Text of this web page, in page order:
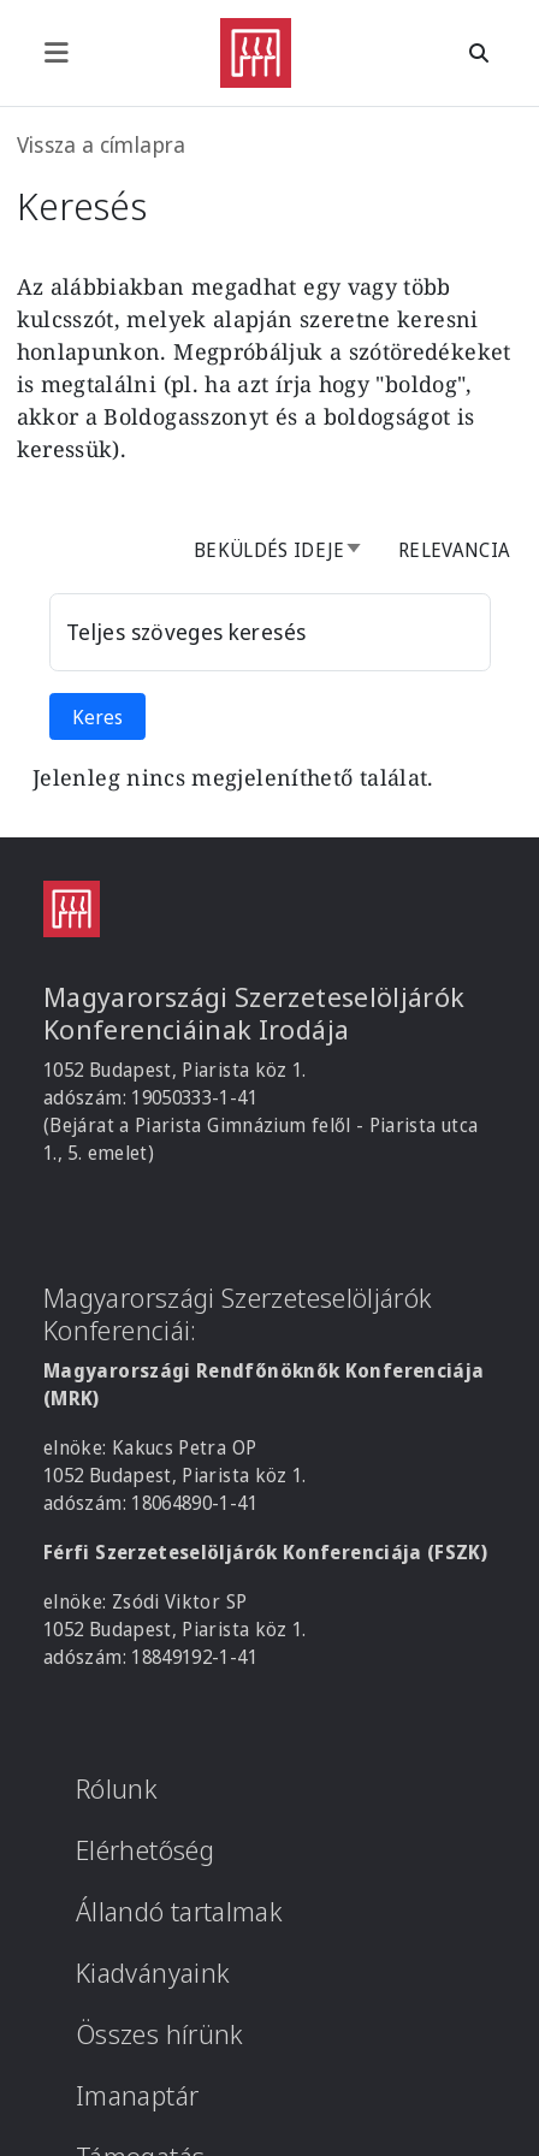
Morzsa
Vissza a címlapra
Keresés
Az alábbiakban megadhat egy vagy több
kulcsszót, melyek alapján szeretne keresni
honlapunkon. Megpróbáljuk a szótöredékeket
is megtalálni (pl. ha azt írja hogy "boldog",
akkor a Boldogasszonyt és a boldogságot is
keressük).
BEKÜLDÉS IDEJE NÖVEKVŐRELEVANCIA
Teljes szöveges keresés
Jelenleg nincs megjeleníthető találat.
Magyarországi Szerzeteselöljárók
Konferenciáinak Irodája
1052 Budapest, Piarista köz 1.
adószám: 19050333-1-41
(Bejárat a Piarista Gimnázium felől - Piarista utca
1., 5. emelet)
Magyarországi Szerzeteselöljárók
Konferenciái:
Magyarországi Rendfőnöknők Konferenciája
(MRK)
elnöke: Kakucs Petra OP
1052 Budapest, Piarista köz 1.
adószám: 18064890-1-41
Férfi Szerzeteselöljárók Konferenciája (FSZK)
elnöke: Zsódi Viktor SP
1052 Budapest, Piarista köz 1.
adószám: 18849192-1-41
Rólunk
Elérhetőség
Állandó tartalmak
Kiadványaink
Összes hírünk
Imanaptár